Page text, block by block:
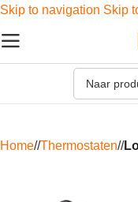
Skip to navigation Skip
Home/ Thermostaten/